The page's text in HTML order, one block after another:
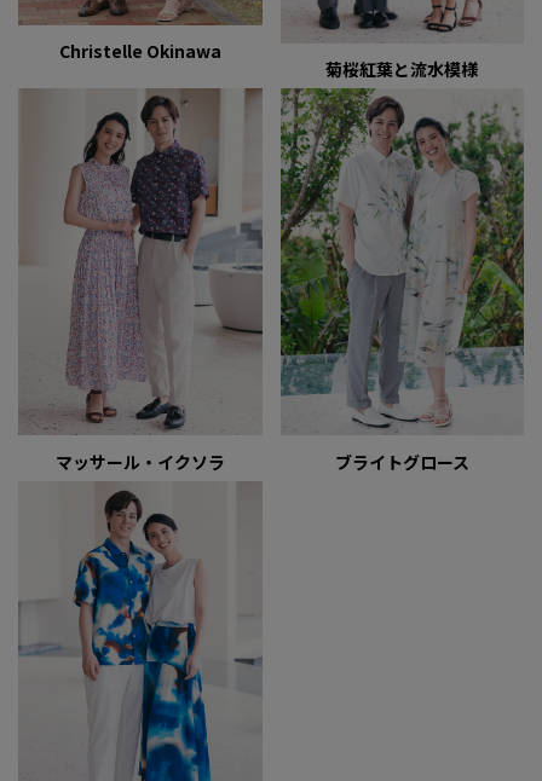
Christelle Okinawa
菊桜紅葉と流水模様
マッサール・イクソラ ブライトグロース